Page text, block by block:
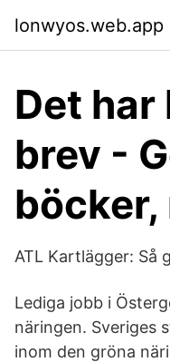
lonwyos.web.app
Det
brev -
ATL Kartlägger: Så
Lediga jobb i
näringen. Sveriges
inom den gröna